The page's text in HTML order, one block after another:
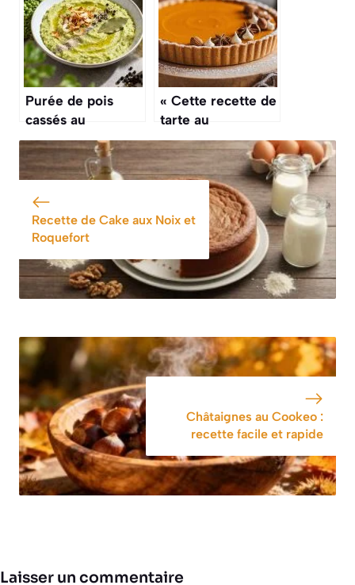
savoureuse
Purée de pois
cassés au
Thermomix :
recette facile et
rapide
« Cette recette de
tarte au
potimarron et aux
épices douces,
c’est un peu
comme le
« pumpkin pie »
américain, mais
en mieux »
Recette de Cake aux Noix et
Roquefort
Châtaignes au Cookeo :
recette facile et rapide
Laisser un commentaire